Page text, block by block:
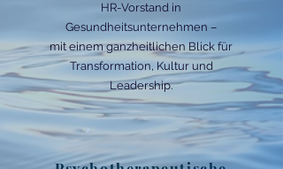
HR-Vorstand in
Gesundheitsunternehmen –
mit einem ganzheitlichen Blick für
Transformation, Kultur und
Leadership.